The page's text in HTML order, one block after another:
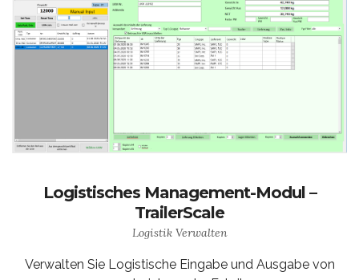
Logistisches Management-Modul –
TrailerScale
Logistik Verwalten
Verwalten Sie Logistische Eingabe und Ausgabe von